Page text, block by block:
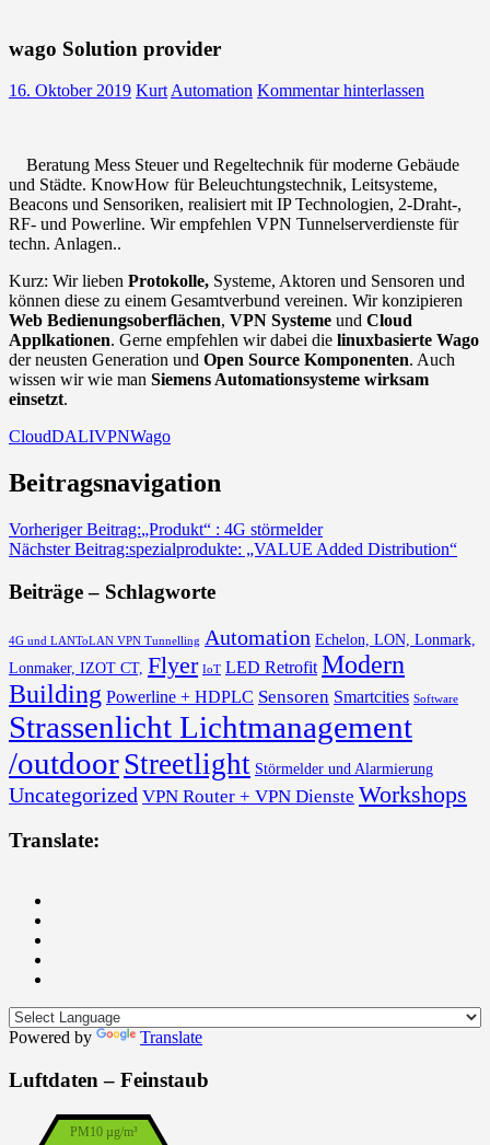
wago Solution provider
16. Oktober 2019 KurtAutomation Kommentar hinterlassen
Beratung Mess Steuer und Regeltechnik für moderne Gebäude
und Städte. KnowHow für Beleuchtungstechnik, Leitsysteme,
Beacons und Sensoriken, realisiert mit IP Technologien, 2-Draht-,
RF- und Powerline. Wir empfehlen VPN Tunnelserverdienste für
techn. Anlagen..
Kurz: Wir lieben Protokolle, Systeme, Aktoren und Sensoren und
können diese zu einem Gesamtverbund vereinen. Wir konzipieren
Web Bedienungsoberflächen, VPN Systeme und Cloud
Applkationen. Gerne empfehlen wir dabei die linuxbasierte Wago
der neusten Generation und Open Source Komponenten. Auch
wissen wir wie man Siemens Automationsysteme wirksam
einsetzt.
CloudDALIVPNWago
Beitragsnavigation
Vorheriger Beitrag:„Produkt“ : 4G störmelder
Nächster Beitrag:spezialprodukte: „VALUE Added Distribution“
Beiträge – Schlagworte
4G und LANToLAN VPN Tunnelling Automation Echelon, LON, Lonmark,
Lonmaker, IZOT CT, Flyer IoT LED Retrofit Modern
Building Powerline + HDPLC Sensoren Smartcities Software
Strassenlicht Lichtmanagement
/outdoorStreetlight Störmelder und Alarmierung
Uncategorized VPN Router + VPN Dienste Workshops
Translate:
Powered by Translate
Luftdaten – Feinstaub
PM10 µg/m³